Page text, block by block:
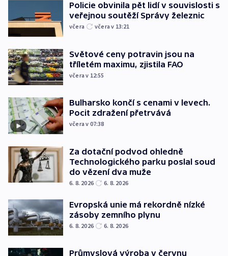
Policie obvinila pět lidí v souvislosti s
veřejnou soutěží Správy železnic
včera včera v 13:21
Světové ceny potravin jsou na
tříletém maximu, zjistila FAO
včera v 12:55
Bulharsko končí s cenami v levech.
Pocit zdražení přetrvává
včera v 07:38
Za dotační podvod ohledně
Technologického parku poslal soud
do vězení dva muže
6. 8. 2026 6. 8. 2026
Evropská unie má rekordně nízké
zásoby zemního plynu
6. 8. 2026 6. 8. 2026
Průmyslová výroba v červnu